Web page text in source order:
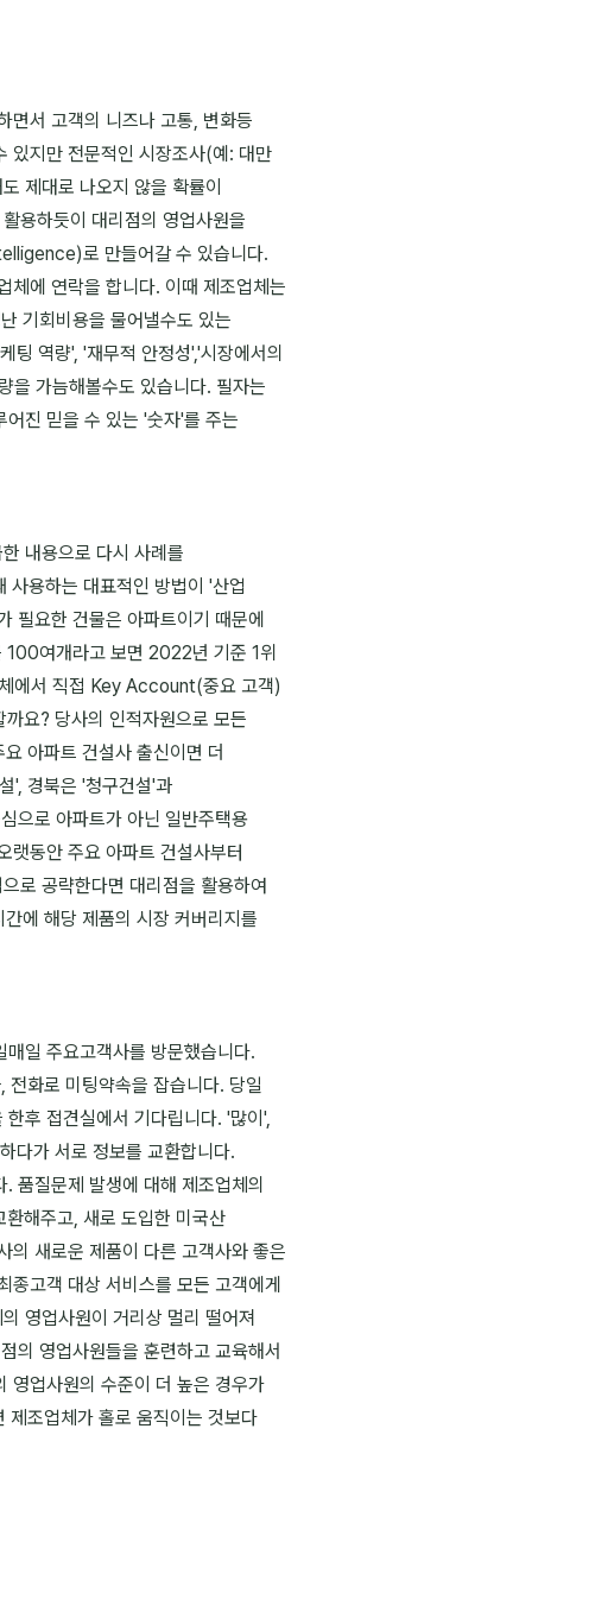
면서 고객의 니즈나 고통, 변화등
있지만 전문적인 시장조사(예: 대만
제대로 나오지 않을 확률이
용하듯이 대리점의 영업사원을
로 만들어갈 수 있습니다.
체에 연락을 합니다. 이때 제조업체는
기회비용을 물어낼수도 있는
역량', '재무적 안정성','시장에서의
을 가늠해볼수도 있습니다. 필자는
진 믿을 수 있는 '숫자'를 주는
내용으로 다시 사례를
용하는 대표적인 방법이 '산업
요한 건물은 아파트이기 때문에
여개라고 보면 2022년 기준 1위
에서 직접 Key Account(중요 고객)
요? 당사의 인적자원으로 모든
아파트 건설사 출신이면 더
', 경북은 '청구건설'과
으로 아파트가 아닌 일반주택용
랫동안 주요 아파트 건설사부터
로 공략한다면 대리점을 활용하여
에 해당 제품의 시장 커버리지를
일 주요고객사를 방문했습니다.
화로 미팅약속을 잡습니다. 당일
후 접견실에서 기다립니다. '많이',
다가 서로 정보를 교환합니다.
품질문제 발생에 대해 제조업체의
해주고, 새로 도입한 미국산
의 새로운 제품이 다른 고객사와 좋은
고객 대상 서비스를 모든 고객에게
영업사원이 거리상 멀리 떨어져
의 영업사원들을 훈련하고 교육해서
영업사원의 수준이 더 높은 경우가
제조업체가 홀로 움직이는 것보다